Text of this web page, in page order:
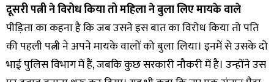
दूसरी पत्नी ने विरोध किया तो महिला ने बुला लिए मायके वाले
पीड़िता का कहना है कि जब उसने इस बात का विरोध किया तो पति
की पहली पत्नी ने अपने मायके वालों को बुला लिया। इनमें से उसके दो
भाई पुलिस विभाग में हैं, जबकि कुछ सरकारी नौकरी में है। उन्होंने उस